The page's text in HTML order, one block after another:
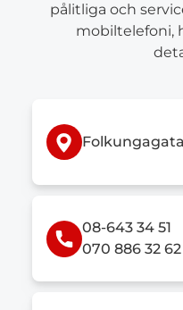
pålitliga och
mobiltelefoni,
08-643 34 51
070 886 32 62